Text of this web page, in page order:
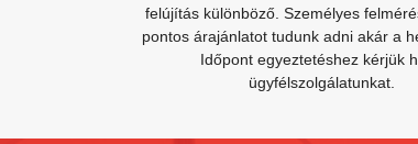
felújítás különböző. Személyes
pontos árajánlatot tudunk adni akár a
Időpont egyeztetéshez kérjük
ügyfélszolgálatunkat.